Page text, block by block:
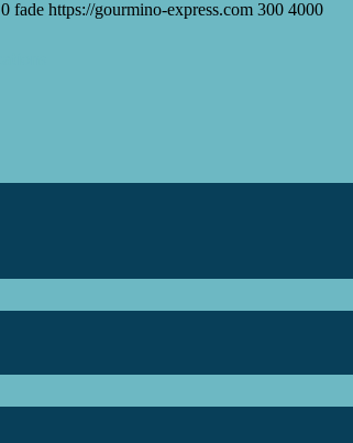
0 fade https://gourmino-express.com 300 4000